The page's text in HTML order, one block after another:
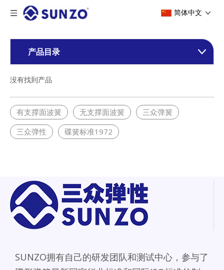
简体中文
产品目录
没有找到产品
有支撑面波簧 无支撑面波簧
三众弹簧
三众弹性
碟簧标准1972
SUNZO拥有自己的研发团队和测试中心，参与了